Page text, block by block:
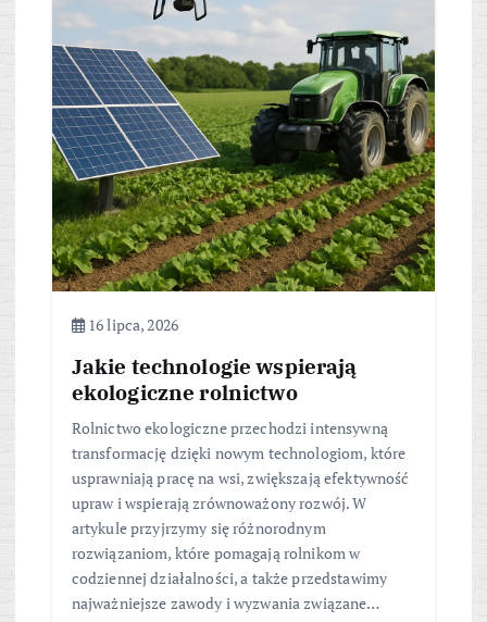
16 lipca, 2026
Jakie technologie wspierają
ekologiczne rolnictwo
Rolnictwo ekologiczne przechodzi intensywną
transformację dzięki nowym technologiom, które
usprawniają pracę na wsi, zwiększają efektywność
upraw i wspierają zrównoważony rozwój. W
artykule przyjrzymy się różnorodnym
rozwiązaniom, które pomagają rolnikom w
codziennej działalności, a także przedstawimy
najważniejsze zawody i wyzwania związane…